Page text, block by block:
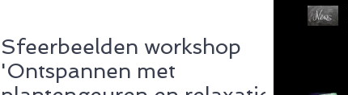
Sfeerbeelden workshop
'Ontspannen met